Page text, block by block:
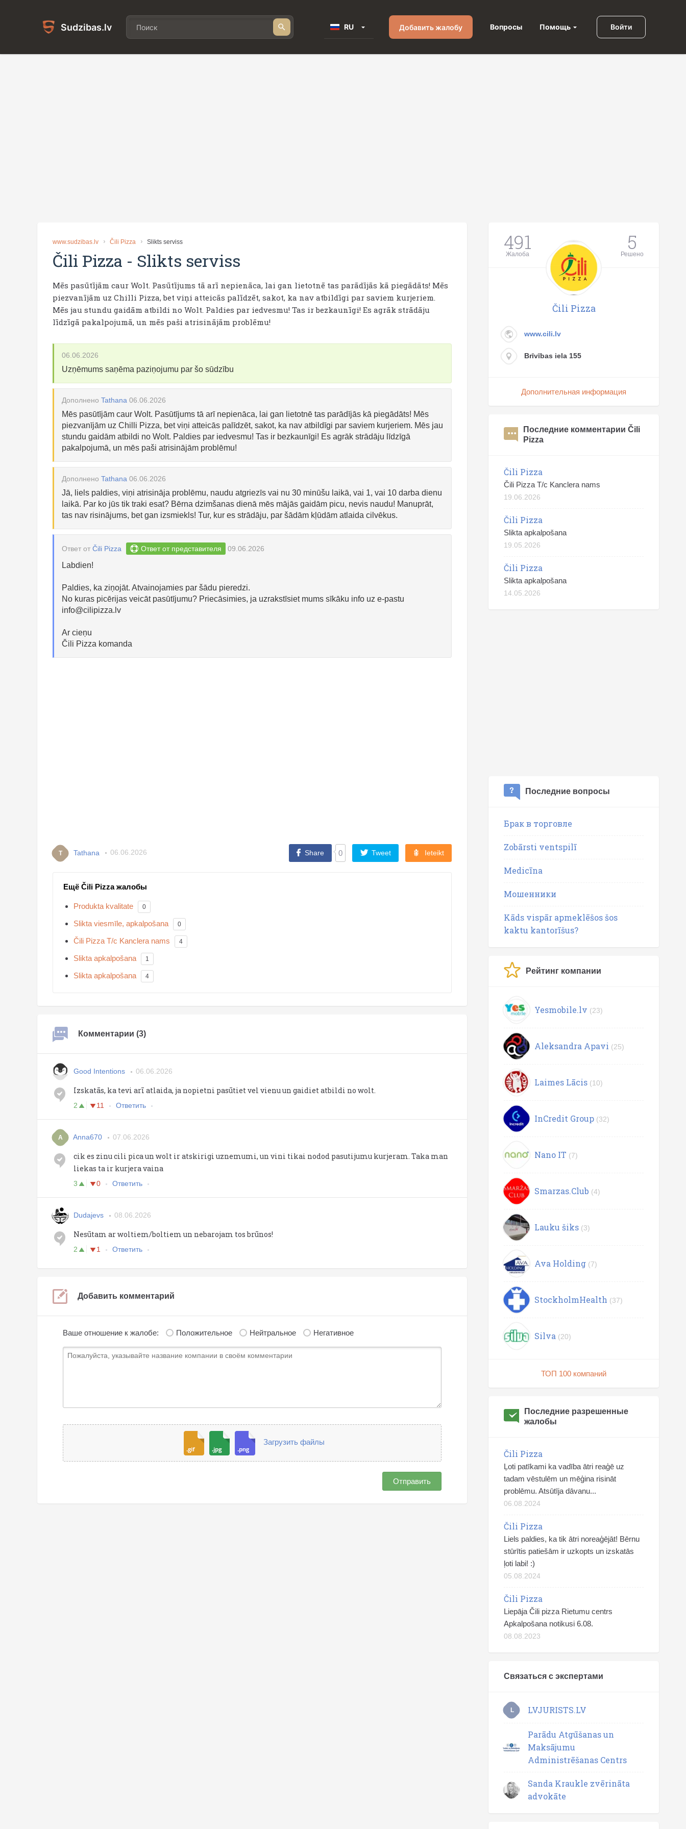
Sudzibas.lv RU Добавить жалобу Вопросы Помощь Войти
www.sudzibas.lv Čili Pizza Slikts serviss
Čili Pizza - Slikts serviss
Mēs pasūtījām caur Wolt. Pasūtījums tā arī nepienāca, lai gan lietotnē tas parādījās kā piegādāts! Mēs
piezvanījām uz Chilli Pizza, bet viņi atteicās palīdzēt, sakot, ka nav atbildīgi par saviem kurjeriem.
Mēs jau stundu gaidām atbildi no Wolt. Paldies par iedvesmu! Tas ir bezkaunīgi! Es agrāk strādāju
līdzīgā pakalpojumā, un mēs paši atrisinājām problēmu!
06.06.2026
Uzņēmums saņēma paziņojumu par šo sūdzību
Дополнено Tathana 06.06.2026
Mēs pasūtījām caur Wolt. Pasūtījums tā arī nepienāca, lai gan lietotnē tas parādījās kā piegādāts! Mēs
piezvanījām uz Chilli Pizza, bet viņi atteicās palīdzēt, sakot, ka nav atbildīgi par saviem kurjeriem. Mēs jau
stundu gaidām atbildi no Wolt. Paldies par iedvesmu! Tas ir bezkaunīgi! Es agrāk strādāju līdzīgā
pakalpojumā, un mēs paši atrisinājām problēmu!
Дополнено Tathana 06.06.2026
Jā, liels paldies, viņi atrisināja problēmu, naudu atgriezīs vai nu 30 minūšu laikā, vai 1, vai 10 darba dienu
laikā. Par ko jūs tik traki esat? Bērna dzimšanas dienā mēs mājās gaidām picu, nevis naudu! Manuprāt,
tas nav risinājums, bet gan izsmiekls! Tur, kur es strādāju, par šādām kļūdām atlaida cilvēkus.
Ответ от Čili Pizza Ответ от представителя 09.06.2026
Labdien!
Paldies, ka ziņojāt. Atvainojamies par šādu pieredzi.
No kuras picērijas veicāt pasūtījumu? Priecāsimies, ja uzrakstīsiet mums sīkāku info uz e-pastu
info@cilipizza.lv
Ar cieņu
Čili Pizza komanda
T Tathana 06.06.2026 Share 0 Tweet Ieteikt
Ещё Čili Pizza жалобы
Produkta kvalitate 0
Slikta viesmīle, apkalpošana 0
Čili Pizza T/c Kanclera nams 4
Slikta apkalpošana 1
Slikta apkalpošana 4
Комментарии (3)
Good Intentions 06.06.2026
Izskatās, ka tevi arī atlaida, ja nopietni pasūtiet vel vienu un gaidiet atbildi no wolt.
2 11 Ответить
A Anna670 07.06.2026
cik es zinu cili pica un wolt ir atskirigi uznemumi, un vini tikai nodod pasutijumu kurjeram. Taka man
liekas ta ir kurjera vaina
3 0 Ответить
Dudajevs 08.06.2026
Nesūtam ar woltiem/boltiem un nebarojam tos brūnos!
2 1 Ответить
Добавить комментарий
Ваше отношение к жалобе: Положительное Нейтральное Негативное
Загрузить файлы
Отправить
491
Жалоба 5
Решено
Čili Pizza
www.cili.lv
Brīvības iela 155
Дополнительная информация
Последние комментарии Čili
Pizza
Čili Pizza
Čili Pizza T/c Kanclera nams
19.06.2026
Čili Pizza
Slikta apkalpošana
19.05.2026
Čili Pizza
Slikta apkalpošana
14.05.2026
Последние вопросы
Брак в торговле
Zobārsti ventspilī
Medicīna
Мошенники
Kāds vispār apmeklēšos šos
kaktu kantorīšus?
Рейтинг компании
Yesmobile.lv (23)
Aleksandra Apavi (25)
Laimes Lācis (10)
InCredit Group (32)
Nano IT (7)
Smarzas.Club (4)
Lauku šiks (3)
Ava Holding (7)
StockholmHealth (37)
Silva (20)
ТОП 100 компаний
Последние разрешенные
жалобы
Čili Pizza
Ļoti patīkami ka vadība ātri reaģē uz
tadam vēstulēm un mēģina risināt
problēmu. Atsūtīja dāvanu...
06.08.2024
Čili Pizza
Liels paldies, ka tik ātri noreaģējāt! Bērnu
stūrītis patiešām ir uzkopts un izskatās
ļoti labi! :)
05.08.2024
Čili Pizza
Liepāja Čili pizza Rietumu centrs
Apkalpošana notikusi 6.08.
08.08.2023
Связаться с экспертами
L LVJURISTS.LV
Parādu Atgūšanas un
Maksājumu
Administrēšanas Centrs
Sanda Kraukle zvērināta
advokāte